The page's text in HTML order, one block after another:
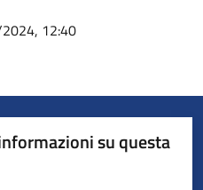
12:40
su questa